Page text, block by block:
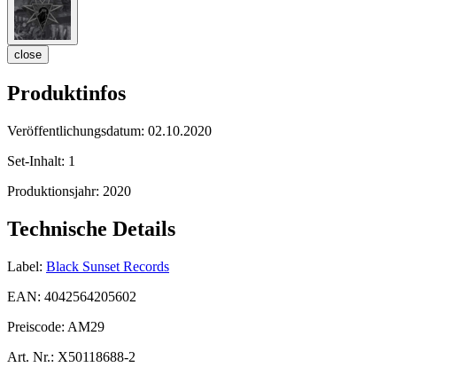
close
Produktinfos
Veröffentlichungsdatum: 02.10.2020
Set-Inhalt: 1
Produktionsjahr: 2020
Technische Details
Label: Black Sunset Records
EAN: 4042564205602
Preiscode: AM29
Art. Nr.: X50118688-2